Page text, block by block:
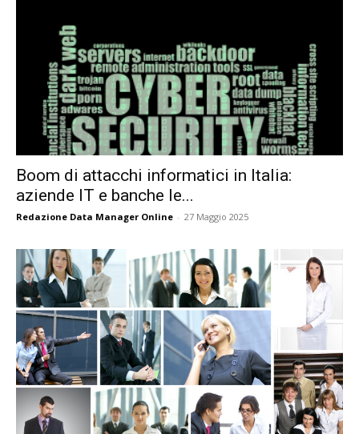
Boom di attacchi informatici in Italia:
aziende IT e banche le...
Redazione Data Manager Online - 27 Maggio 2025